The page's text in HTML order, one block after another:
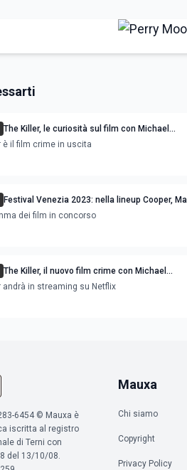
The Killer, le curiosità sul film con Michael
Fassbender e Tilda Swinton
è il film crime in uscita
Festival Venezia 2023: nella lineup Cooper,
Lanthimos, Fincher, Allen, Coppola e Besson
dei film in concorso
The Killer, il nuovo film crime con Michael
Fassbender diretto da David Fincher
andrà in streaming su Netflix
6454 © Mauxa è
iscritta al registro
di Terni con
del 13/10/08.
Mauxa
Chi siamo
Copyright
Privacy Policy